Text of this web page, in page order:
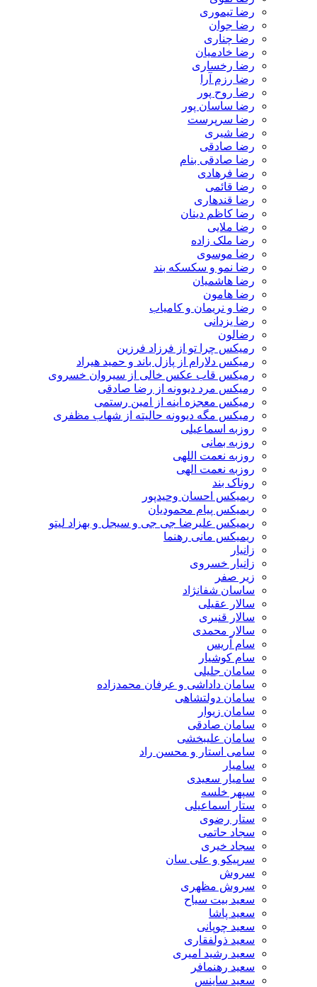
رضا تیموری
رضا جوان
رضا چناری
رضا خادمیان
رضا رخساری
رضا رزم آرا
رضا روح پور
رضا ساسان پور
رضا سرپرست
رضا شیری
رضا صادقی
رضا صادقی بنام
رضا فرهادی
رضا قائمی
رضا قندهاری
رضا کاظم دینان
رضا ملایی
رضا ملک زاده
رضا موسوی
رضا نمو و سکسکه بند
رضا هاشمیان
رضا هامون
رضا و نریمان و کامیاب
رضا یزدانی
رضالون
رمیکس چرا تو از فرزاد فرزین
رمیکس دلارام از پازل باند و حمید هیراد
رمیکس قاب عکس خالی از سیروان خسروی
رمیکس مرد دیوونه از رضا صادقی
رمیکس معجزه اینه از امین رستمی
رمیکس مگه دیوونه حالیته از شهاب مظفری
روزبه اسماعیلی
روزبه بمانی
روزبه نعمت اللهی
روزبه نعمت الهی
روناک بند
ریمیکس احسان وحیدپور
ریمیکس پیام محمودیان
ریمیکس علیرضا جی جی و سیجل و بهزاد لیتو
ریمیکس مانی رهنما
زانیار
زانیار خسروی
زیر صفر
ساسان شفانژاد
سالار عقیلی
سالار قنبری
سالار محمدی
سام آریس
سام کوشیار
سامان جلیلی
سامان داداشی و عرفان محمدزاده
سامان دولتشاهی
سامان زیوار
سامان صادقی
سامان علیبخشی
سامی استار و محسن راد
سامیار
سامیار سعیدی
سپهر خلسه
ستار اسماعیلی
ستار رضوی
سجاد حاتمی
سجاد خیری
سرپیکو و علی سان
سروش
سروش مظهری
سعید بیت سیاح
سعید پاشا
سعید چوپانی
سعید ذولفقاری
سعید رشید امیری
سعید رهنمافر
سعید ساینس